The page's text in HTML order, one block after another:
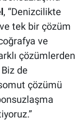
, “Denizcilikte
tek bir çözüm
ve
çözümlerden
de
çözümü